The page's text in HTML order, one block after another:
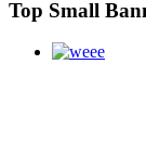
Top Small